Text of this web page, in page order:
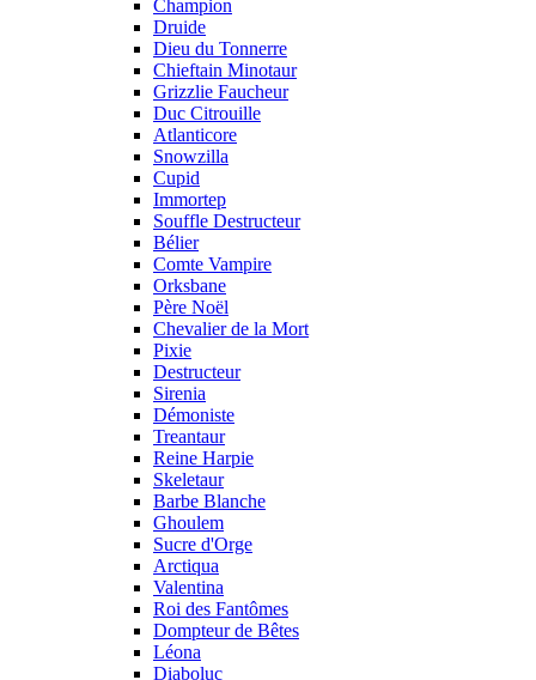
Champion
Druide
Dieu du Tonnerre
Chieftain Minotaur
Grizzlie Faucheur
Duc Citrouille
Atlanticore
Snowzilla
Cupid
Immortep
Souffle Destructeur
Bélier
Comte Vampire
Orksbane
Père Noël
Chevalier de la Mort
Pixie
Destructeur
Sirenia
Démoniste
Treantaur
Reine Harpie
Skeletaur
Barbe Blanche
Ghoulem
Sucre d'Orge
Arctiqua
Valentina
Roi des Fantômes
Dompteur de Bêtes
Léona
Diaboluc